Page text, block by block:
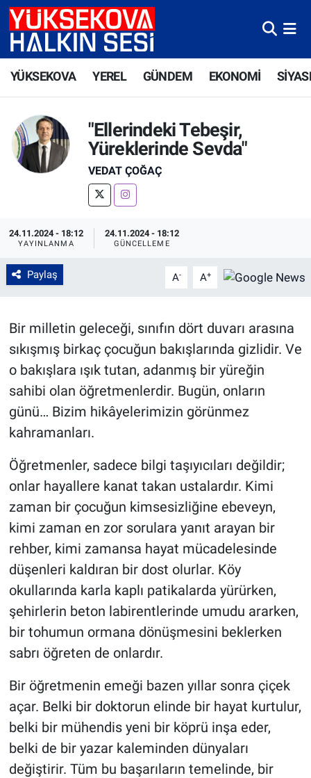
YÜKSEKOVA YEREL GÜNDEM EKONOMİ
"Ellerindeki Tebeşir,
Yüreklerinde Sevda"
VEDAT ÇOĞAÇ
24.11.2024 - 18:12
YAYINLANMA
24.11.2024 - 18:12
GÜNCELLEME
Paylaş A- A+
Bir milletin geleceği, sınıfın dört duvarı arasına
sıkışmış birkaç çocuğun bakışlarında gizlidir. Ve
o bakışlara ışık tutan, adanmış bir yüreğin
sahibi olan öğretmenlerdir. Bugün, onların
günü… Bizim hikâyelerimizin görünmez
kahramanları.
Öğretmenler, sadece bilgi taşıyıcıları değildir;
onlar hayallere kanat takan ustalardır. Kimi
zaman bir çocuğun kimsesizliğine ebeveyn,
kimi zaman en zor sorulara yanıt arayan bir
rehber, kimi zamansa hayat mücadelesinde
düşenleri kaldıran bir dost olurlar. Köy
okullarında karla kaplı patikalarda yürürken,
şehirlerin beton labirentlerinde umudu ararken,
bir tohumun ormana dönüşmesini beklerken
sabrı öğreten de onlardır.
Bir öğretmenin emeği bazen yıllar sonra çiçek
açar. Belki bir doktorun elinde bir hayat kurtulur,
belki bir mühendis yeni bir köprü inşa eder,
belki de bir yazar kaleminden dünyaları
değiştirir. Tüm bu başarıların temelinde, bir
Yüksekova Nöbetçi Eczaneler
Yüksekova Trafik Yoğunluk Haritası
Süper Lig Puan Durumu ve Fikstür
Tüm Manşetler
Son Dakika Haberleri
Haber Arşivi